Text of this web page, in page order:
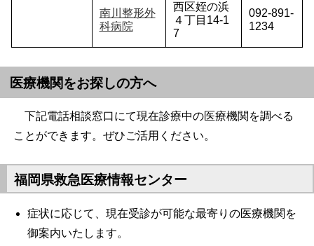
南川整形外
科病院
西区姪の浜
４丁目14-1
7
092-891-
1234
医療機関をお探しの方へ
下記電話相談窓口にて現在診療中の医療機関を調べる
ことができます。ぜひご活用ください。
福岡県救急医療情報センター
症状に応じて、現在受診が可能な最寄りの医療機関を
御案内いたします。